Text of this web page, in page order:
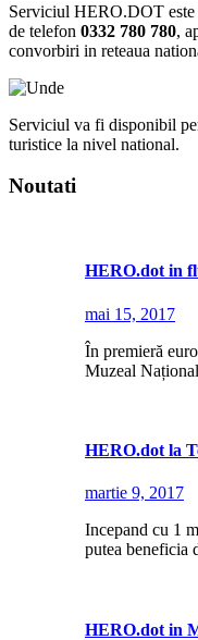
Serviciul HERO.DOT
de telefon 0332 780 780,
convorbiri in reteaua
Serviciul va fi disponibil
turistice la nivel national.
Noutati
HERO.dot in
mai 15, 2017
În premieră
Muzeal
HERO.dot la
martie 9, 2017
Incepand cu 1
putea beneficia
HERO.dot in